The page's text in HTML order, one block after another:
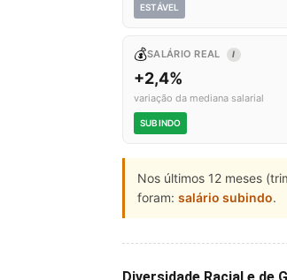
ESTÁVEL
💰SALÁRIO REAL I
+2,4%
variação da mediana salarial
SUBINDO
Nos últimos 12 meses
foram: salário subindo.
Diversidade Racial e de